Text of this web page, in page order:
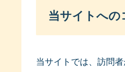
当サイトへの
当サイトでは、訪問